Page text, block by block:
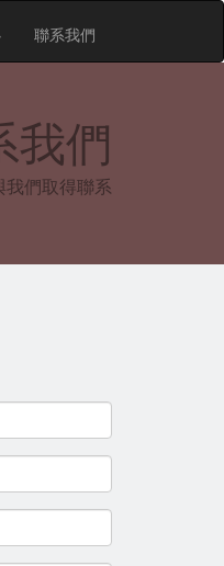
聯系我們
我們
們取得聯系